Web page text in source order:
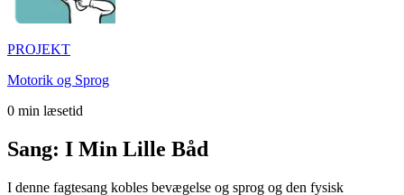
PROJEKT
Motorik og Sprog
0 min læsetid
Sang: I Min Lille Båd
I denne fagtesang kobles bevægelse og sprog og den fysisk